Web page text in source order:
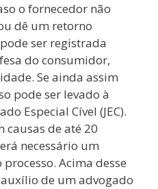
o fornecedor não
dê um retorno
ser registrada
do consumidor,
Se ainda assim
pode ser levado à
Especial Cível (JEC).
causas de até 20
necessário um
Acima desse
de um advogado